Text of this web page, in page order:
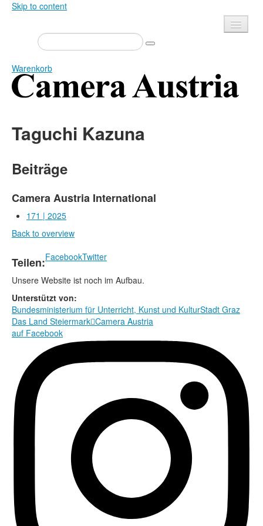
Skip to content
Presse
Veranstaltungen
Newsletter
Ausschreibungen
Shop
Mediadaten
Warenkorb
Zeitschrift
Bücher
Edition
Bibliothek
Camera Austria Preis
Fotoarchiv Pierre Bourdieu
Rechtliche Informationen
Taguchi Kazuna
Beiträge
Camera Austria International
171 | 2025
Back to overview
Teilen:FacebookTwitter
Unsere Website ist noch im Aufbau.
Unterstützt von:
Bundesministerium für Unterricht, Kunst und KulturStadt Graz
Das Land SteiermarkCamera Austria
auf Facebook